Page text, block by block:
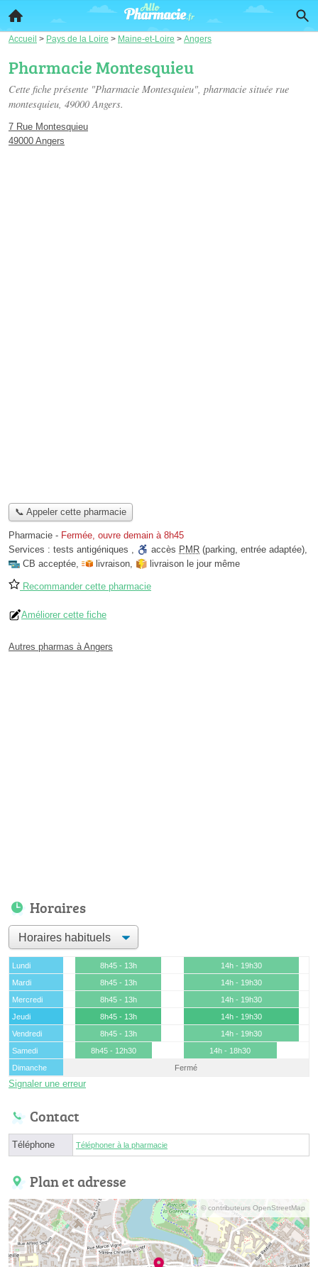
Accueil > Pays de la Loire > Maine-et-Loire > Angers
Pharmacie Montesquieu
Cette fiche présente "Pharmacie Montesquieu", pharmacie située rue
montesquieu, 49000 Angers.
7 Rue Montesquieu
49000 Angers
📞 Appeler cette pharmacie
Pharmacie - Fermée, ouvre demain à 8h45
Services : tests antigéniques , accès PMR (parking, entrée adaptée),
CB acceptée, livraison, livraison le jour même
Recommander cette pharmacie
Améliorer cette fiche
Autres pharmas à Angers
Horaires
Lundi 8h45 - 13h
14h - 19h30
Mardi
8h45 - 13h
14h - 19h30
Mercredi
8h45 - 13h
14h - 19h30
Jeudi
8h45 - 13h
14h - 19h30
Vendredi
8h45 - 13h
14h - 19h30
Samedi
8h45 - 12h30
14h - 18h30
Dimanche
Fermé
Signaler une erreur
Contact
Téléphone Téléphoner à la pharmacie
Plan et adresse
© contributeurs OpenStreetMap